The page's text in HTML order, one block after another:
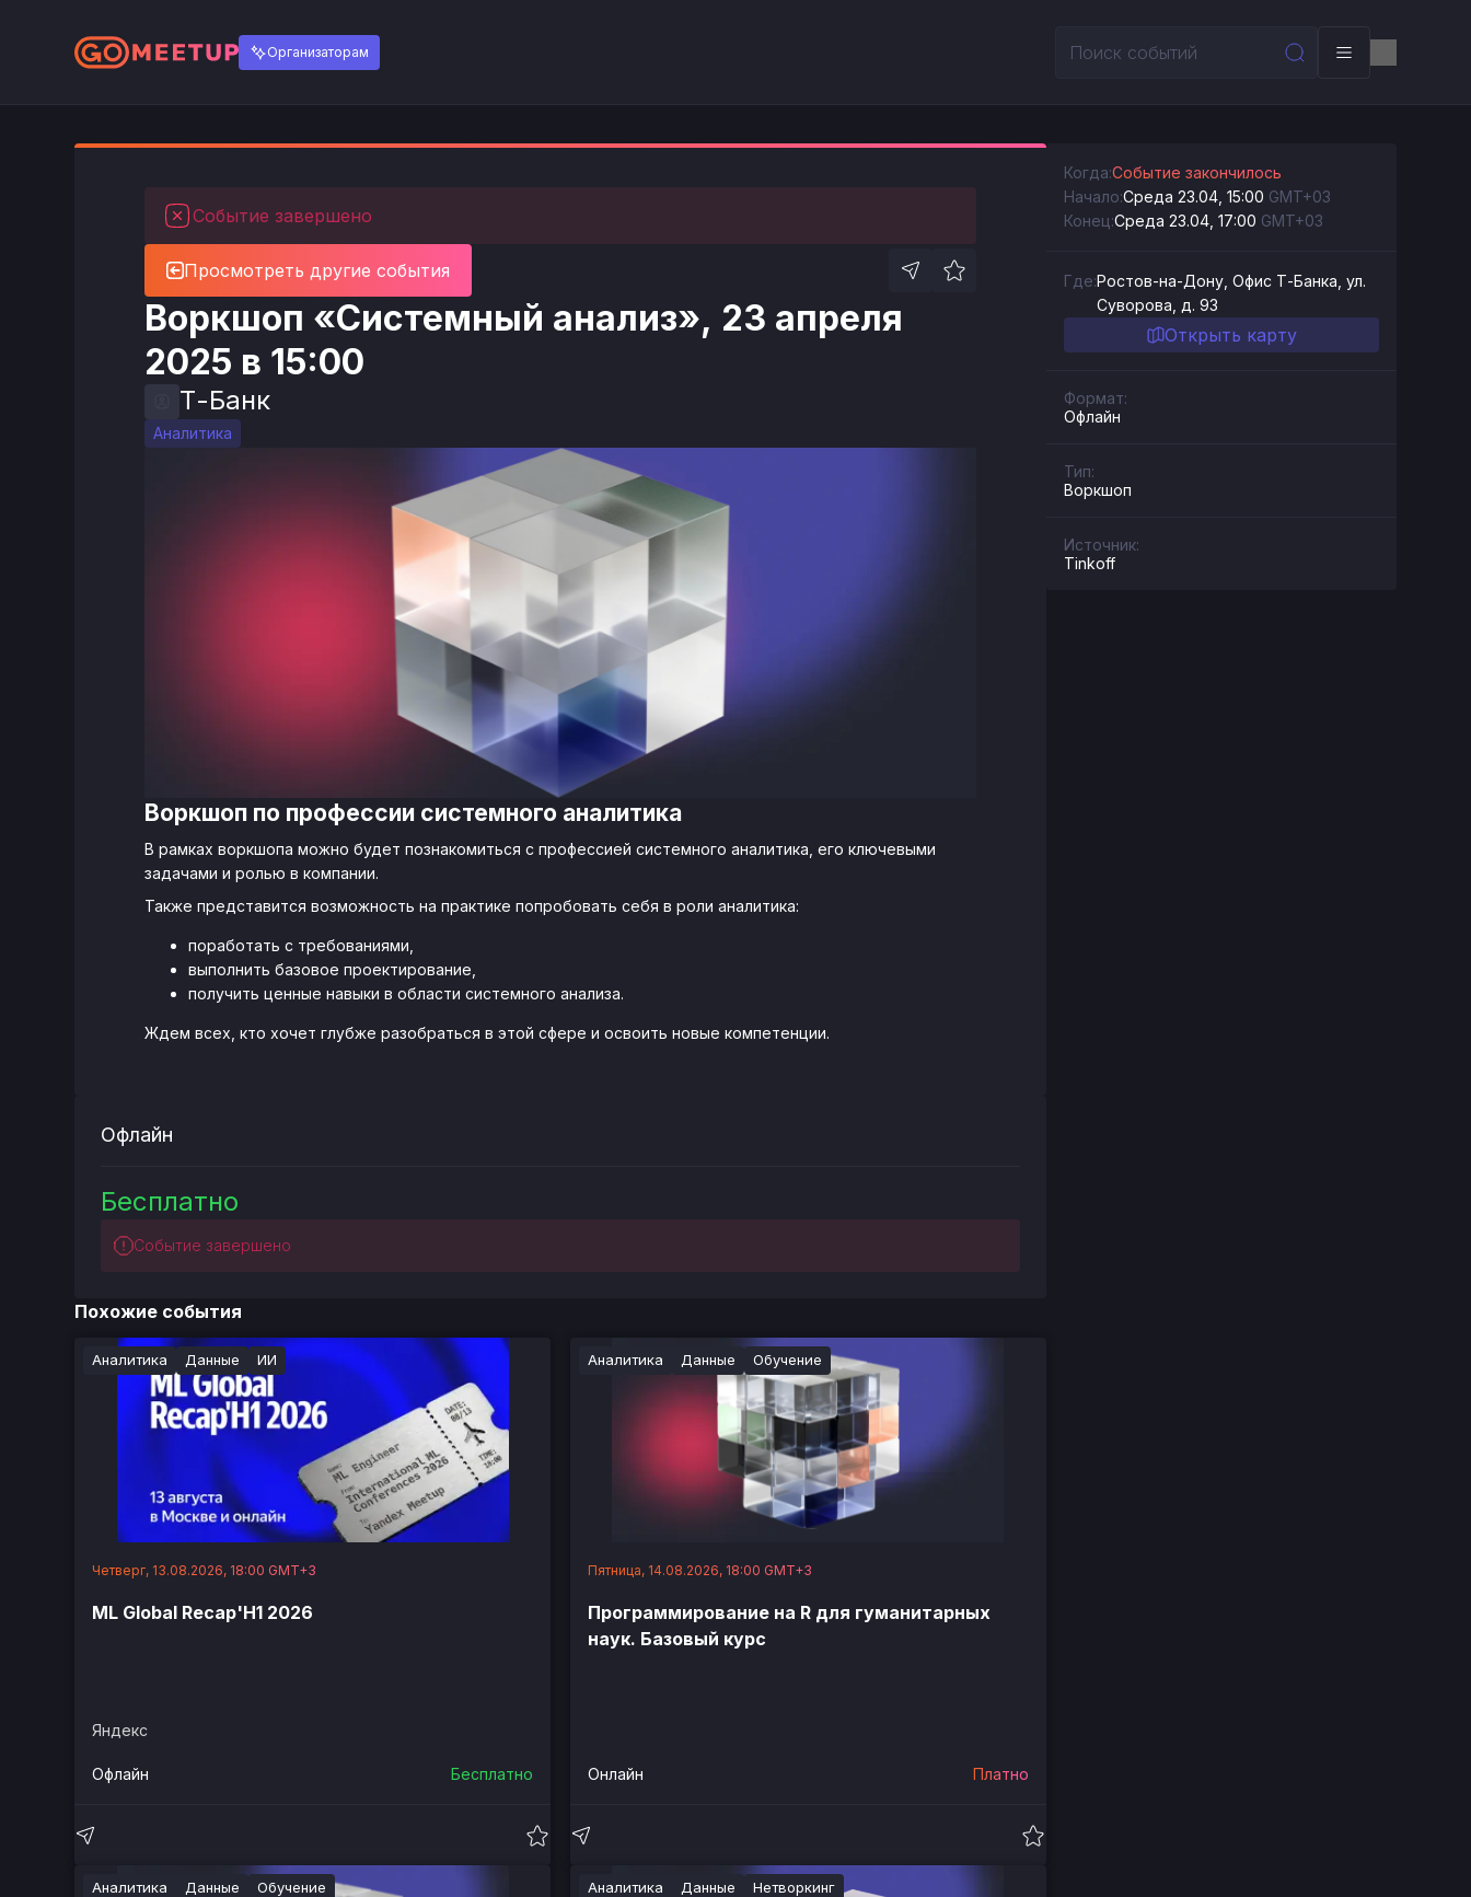
Организаторам
Событие завершено
Просмотреть другие события
Воркшоп «Системный анализ», 23 апреля
2025 в 15:00
Т-Банк
Аналитика
Воркшоп по профессии системного аналитика
В рамках воркшопа можно будет познакомиться с профессией системного аналитика, его ключевыми
задачами и ролью в компании.
Также представится возможность на практике попробовать себя в роли аналитика:
поработать с требованиями,
выполнить базовое проектирование,
получить ценные навыки в области системного анализа.
Ждем всех, кто хочет глубже разобраться в этой сфере и освоить новые компетенции.
Офлайн
Бесплатно
Событие завершено
Похожие события
Аналитика Данные ИИ
Четверг, 13.08.2026, 18:00 GMT+3
ML Global Recap'H1 2026
Яндекс
Офлайн Бесплатно
Аналитика Данные Обучение
Пятница, 14.08.2026, 18:00 GMT+3
Программирование на R для гуманитарных
наук. Базовый курс
Онлайн Платно
Аналитика Данные Обучение Аналитика Данные Нетворкинг
Когда:Событие закончилось
Начало:Среда 23.04, 15:00 GMT+03
Конец:Среда 23.04, 17:00 GMT+03
Где:Ростов-на-Дону, Офис Т-Банка, ул.
Суворова, д. 93
Открыть карту
Формат:
Офлайн
Тип:
Воркшоп
Источник:
Tinkoff